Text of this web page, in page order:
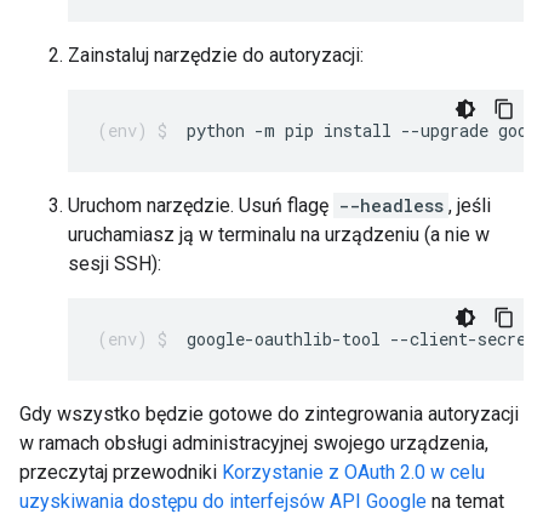
Zainstaluj narzędzie do autoryzacji:
python -m pip install --upgrade
Uruchom narzędzie. Usuń flagę --headless , jeśli
uruchamiasz ją w terminalu na urządzeniu (a nie w
sesji SSH):
google-oauthlib-tool --client-
Gdy wszystko będzie gotowe do zintegrowania autoryzacji
w ramach obsługi administracyjnej swojego urządzenia,
przeczytaj przewodniki Korzystanie z OAuth 2.0 w celu
uzyskiwania dostępu do interfejsów API Google na temat